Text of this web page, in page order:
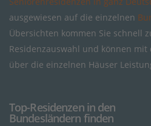
ausgewiesen auf die einzelnen
Übersichten kommen Sie schnell
Residenzauswahl und können
über die einzelnen Häuser
Top-Residenzen in den
Bundesländern finden